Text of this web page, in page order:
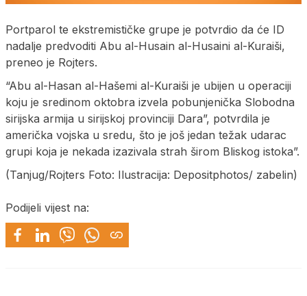
Portparol te ekstremističke grupe je potvrdio da će ID
nadalje predvoditi Abu al-Husain al-Husaini al-Kuraiši,
preneo je Rojters.
“Abu al-Hasan al-Hašemi al-Kuraiši je ubijen u operaciji
koju je sredinom oktobra izvela pobunjenička Slobodna
sirijska armija u sirijskoj provinciji Dara”, potvrdila je
američka vojska u sredu, što je još jedan težak udarac
grupi koja je nekada izazivala strah širom Bliskog istoka”.
(Tanjug/Rojters Foto: Ilustracija: Depositphotos/ zabelin)
Podijeli vijest na: